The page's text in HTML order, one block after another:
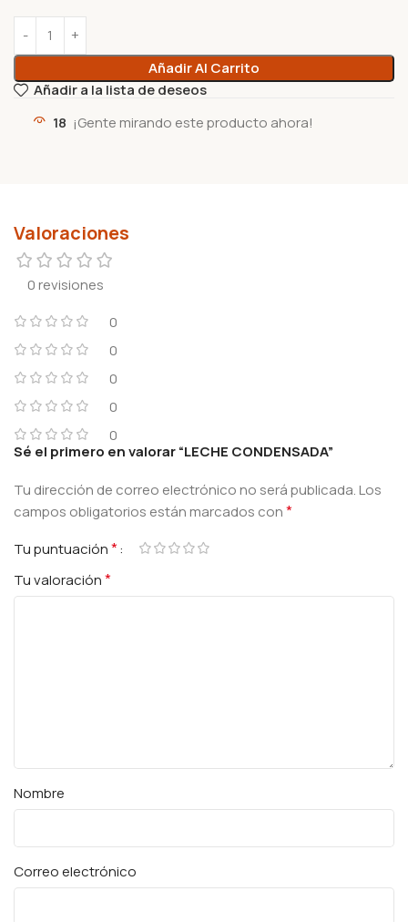
Añadir Al Carrito
Añadir a la lista de deseos
18 ¡Gente mirando este producto ahora!
Valoraciones
0 revisiones
0
0
0
0
0
Sé el primero en valorar “LECHE CONDENSADA”
Tu dirección de correo electrónico no será publicada.Los
campos obligatorios están marcados con*
Tu puntuación*
Tu valoración*
Nombre
Correo electrónico